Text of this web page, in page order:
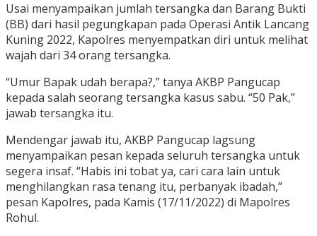
Usai menyampaikan jumlah tersangka dan Barang Bukti
(BB) dari hasil pegungkapan pada Operasi Antik Lancang
Kuning 2022, Kapolres menyempatkan diri untuk melihat
wajah dari 34 orang tersangka.
“Umur Bapak udah berapa?,” tanya AKBP Pangucap
kepada salah seorang tersangka kasus sabu. “50 Pak,”
jawab tersangka itu.
Mendengar jawab itu, AKBP Pangucap lagsung
menyampaikan pesan kepada seluruh tersangka untuk
segera insaf. “Habis ini tobat ya, cari cara lain untuk
menghilangkan rasa tenang itu, perbanyak ibadah,”
pesan Kapolres, pada Kamis (17/11/2022) di Mapolres
Rohul.